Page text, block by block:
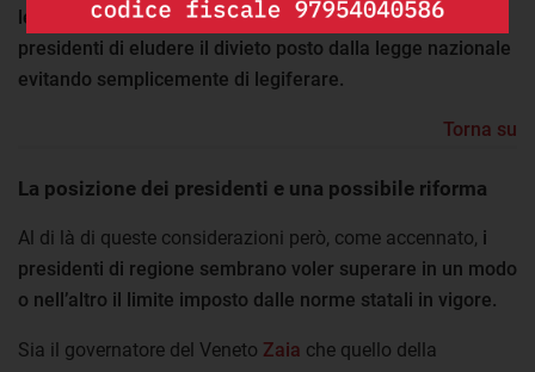
legge regionale, il rischio sarebbe quello di permettere ai
presidenti di eludere il divieto posto dalla legge nazionale
evitando semplicemente di legiferare.
Torna su
La posizione dei presidenti e una possibile riforma
Al di là di queste considerazioni però, come accennato, i
presidenti di regione sembrano voler superare in un modo
o nell’altro il limite imposto dalle norme statali in vigore.
Sia il governatore del Veneto Zaia che quello della